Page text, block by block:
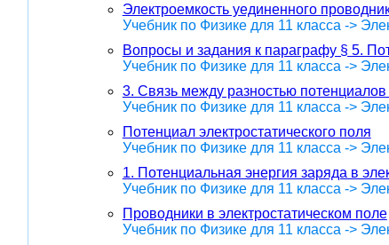
Электроемкость уединенного
Учебник по Физике для 11 класса ->
Вопросы и задания к параграфу § 5.
Учебник по Физике для 11 класса ->
3. Связь между разностью
Учебник по Физике для 11 класса ->
Потенциал электростатического поля
Учебник по Физике для 11 класса ->
1. Потенциальная энергия заряда в
Учебник по Физике для 11 класса ->
Проводники в электростатическом поле
Учебник по Физике для 11 класса ->